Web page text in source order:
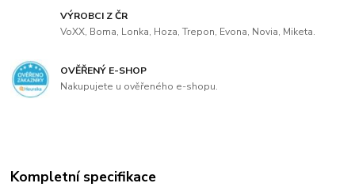
VÝROBCI Z ČR
VoXX, Boma, Lonka, Hoza, Trepon, Evona, Novia, Miketa.
OVĚŘENÝ E-SHOP
Nakupujete u ověřeného e-shopu.
Kompletní specifikace